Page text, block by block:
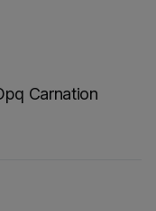
Carnation